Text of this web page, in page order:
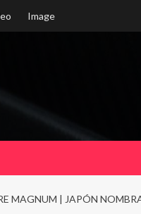
Image
MAGNUM | JAPÓN